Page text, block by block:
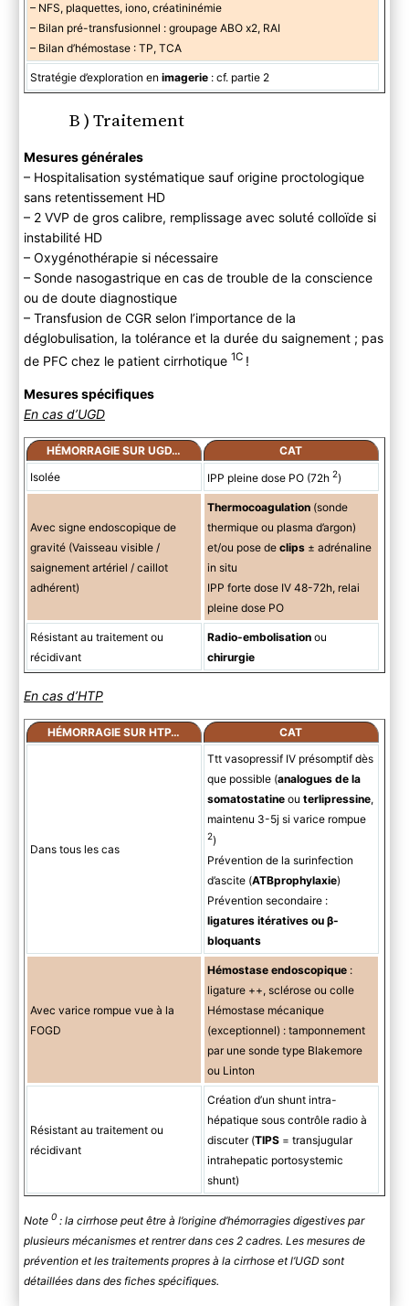
– NFS, plaquettes, iono, créatininémie
– Bilan pré-transfusionnel : groupage ABO x2, RAI
– Bilan d’hémostase : TP, TCA
Stratégie d’exploration enimagerie : cf. partie 2
B ) Traitement
Mesures générales
– Hospitalisation systématique sauf origine proctologique
sans retentissement HD
– 2 VVP de gros calibre, remplissage avec soluté colloïde si
instabilité HD
– Oxygénothérapie si nécessaire
– Sonde nasogastrique en cas de trouble de la conscience
ou de doute diagnostique
– Transfusion de CGR selon l’importance de la
déglobulisation, la tolérance et la durée du saignement ; pas
de PFC chez le patient cirrhotique 1C !
Mesures spécifiques
En cas d’UGD
HÉMORRAGIE SUR UGD…
CAT
Isolée
IPP pleine dose PO (72h2)
Avec signe endoscopique de
gravité (Vaisseau visible /
saignement artériel / caillot
adhérent)
Thermocoagulation (sonde
thermique ou plasma d’argon)
et/ou pose declips ± adrénaline
in situ
IPP forte dose IV 48-72h, relai
pleine dose PO
Résistant au traitement ou
récidivant
Radio-embolisation ou
chirurgie
En cas d’HTP
HÉMORRAGIE SUR HTP… CAT
Dans tous les cas
Ttt vasopressif IV présomptif dès
que possible (analogues de la
somatostatine outerlipressine,
maintenu 3-5j si varice rompue
2)
Prévention de la surinfection
d’ascite (ATBprophylaxie)
Prévention secondaire :
ligatures itératives ou β-
bloquants
Avec varice rompue vue à la
FOGD
Hémostase endoscopique :
ligature ++, sclérose ou colle
Hémostase mécanique
(exceptionnel) : tamponnement
par une sonde type Blakemore
ou Linton
Résistant au traitement ou
récidivant
Création d’un shunt intra-
hépatique sous contrôle radio à
discuter (TIPS = transjugular
intrahepatic portosystemic
shunt)
Note 0: la cirrhose peut être à l’origine d’hémorragies digestives par
plusieurs mécanismes et rentrer dans ces 2 cadres. Les mesures de
prévention et les traitements propres à la cirrhose et l’UGD sont
détaillées dans des fiches spécifiques.